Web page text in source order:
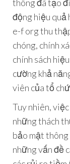
thông đã tạo
động hiệu quả
e-f org thu
chóng, chính
chính sách
cường khả
viên của tổ
Tuy nhiên,
những thách
bảo mật
những vấn đề